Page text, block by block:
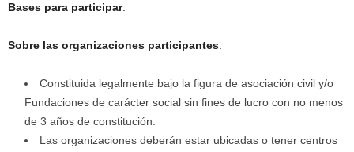
Bases para participar:
Sobre las organizaciones participantes:
Constituida legalmente bajo la figura de asociación civil y/o
Fundaciones de carácter social sin fines de lucro con no menos
de 3 años de constitución.
Las organizaciones deberán estar ubicadas o tener centros